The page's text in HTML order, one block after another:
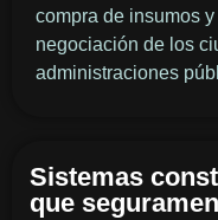
compra de insumos
negociación de los
administraciones
Sistemas
que